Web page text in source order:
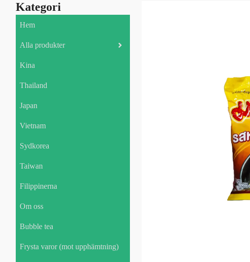
Kategori
Hem
Alla produkter
Kina
Thailand
Japan
Vietnam
Sydkorea
Taiwan
Filippinerna
Om oss
Bubble tea
Frysta varor (mot upphämtning)